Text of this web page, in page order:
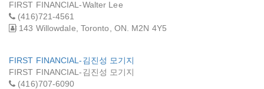
FIRST FINANCIAL-Walter Lee
(416)721-4561
143 Willowdale, Toronto, ON. M2N 4Y5
FIRST FINANCIAL-김진성 모기지
FIRST FINANCIAL-김진성 모기지
(416)707-6090